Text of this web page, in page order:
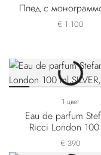
Плед с
€ 1.100
1 цвет
Eau de parfum
Ricci London
€ 390